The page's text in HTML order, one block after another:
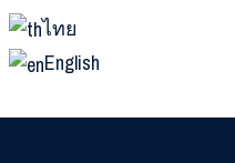
ไทย
English